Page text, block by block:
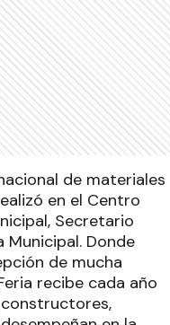
de materiales
en el Centro
Secretario
Donde
de mucha
recibe cada año